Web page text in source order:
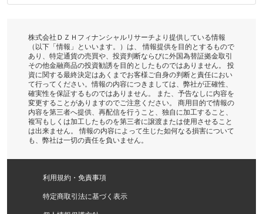
株式会社ＤＺＨフィナンシャルリサーチより提供している情報
（以下「情報」といいます。）は、 情報提供を目的とするもので
あり、特定通貨の売買や、投資判断ならびに外国為替証拠金取引
その他金融商品の投資勧誘を目的としたものではありません。 投
資に関する最終決定はあくまでお客様ご自身の判断と責任におい
て行ってください。情報の内容につきましては、弊社が正確性、
確実性を保証するものではありません。 また、予告なしに内容を
変更することがありますのでご注意ください。 商用目的で情報の
内容を第三者へ提供、再配信を行うこと、独自に加工すること、
複写もしくは加工したものを第三者に譲渡または使用させること
は出来ません。 情報の内容によって生じた如何なる損害について
も、弊社は一切の責任を負いません。
利用規約・免責事項
特定商取引法に基づく表示